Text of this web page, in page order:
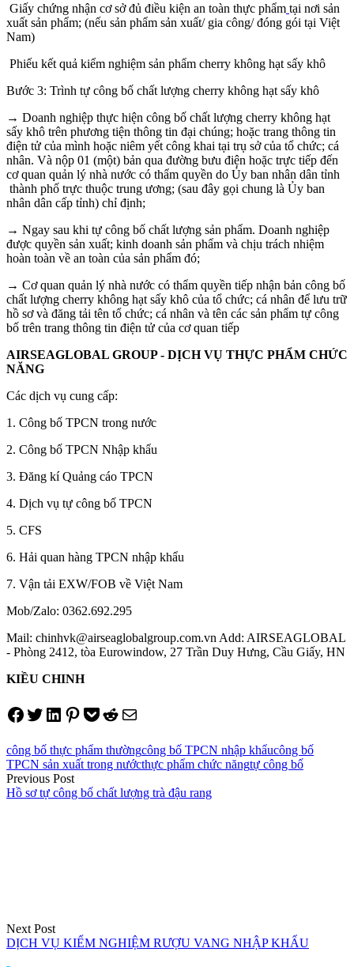
Giấy chứng nhận cơ sở đủ điều kiện an toàn thực phẩm tại nơi sản
xuất sản phẩm; (nếu sản phẩm sản xuất/ gia công/ đóng gói tại Việt
Nam)
Phiếu kết quả kiểm nghiệm sản phẩm cherry không hạt sấy khô
Bước 3: Trình tự công bố chất lượng cherry không hạt sấy khô
→ Doanh nghiệp thực hiện công bố chất lượng cherry không hạt
sấy khô trên phương tiện thông tin đại chúng; hoặc trang thông tin
điện tử của mình hoặc niêm yết công khai tại trụ sở của tổ chức; cá
nhân. Và nộp 01 (một) bản qua đường bưu điện hoặc trực tiếp đến
cơ quan quản lý nhà nước có thẩm quyền do Ủy ban nhân dân tỉnh
thành phố trực thuộc trung ương; (sau đây gọi chung là Ủy ban
nhân dân cấp tỉnh) chỉ định;
→ Ngay sau khi tự công bố chất lượng sản phẩm. Doanh nghiệp
được quyền sản xuất; kinh doanh sản phẩm và chịu trách nhiệm
hoàn toàn về an toàn của sản phẩm đó;
→ Cơ quan quản lý nhà nước có thẩm quyền tiếp nhận bản công bố
chất lượng cherry không hạt sấy khô của tổ chức; cá nhân để lưu trữ
hồ sơ và đăng tải tên tổ chức; cá nhân và tên các sản phẩm tự công
bố trên trang thông tin điện tử của cơ quan tiếp
AIRSEAGLOBAL GROUP - DỊCH VỤ THỰC PHẨM CHỨC
NĂNG
Các dịch vụ cung cấp:
1. Công bố TPCN trong nước
2. Công bố TPCN Nhập khẩu
3. Đăng kí Quảng cáo TPCN
4. Dịch vụ tự công bố TPCN
5. CFS
6. Hải quan hàng TPCN nhập khẩu
7. Vận tải EXW/FOB về Việt Nam
Mob/Zalo: 0362.692.295
Mail: chinhvk@airseaglobalgroup.com.vn Add: AIRSEAGLOBAL
- Phòng 2412, tòa Eurowindow, 27 Trần Duy Hưng, Cầu Giấy, HN
KIỀU CHINH
Share on Facebook
Tweet on Twitter
Share on LinkedIn
Pin on Pinterest
Save to pocket
Share on Reddit
Share via Email
công bố thực phẩm thườngcông bố TPCN nhập khẩucông bố
TPCN sản xuất trong nướcthực phẩm chức năngtự công bố
Điều
hướng
Previous Post
Hồ sơ tự công bố chất lượng trà đậu rang
Next Post
DỊCH VỤ KIỂM NGHIỆM RƯỢU VANG NHẬP KHẨU